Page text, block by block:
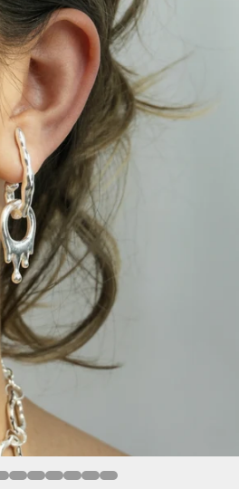
1 2
artículo 3
Ir al artículo 4
Ir al artículo 5
Ir al artículo 6
Ir al artículo 7
Ir al artículo 8
Ir al artículo 9